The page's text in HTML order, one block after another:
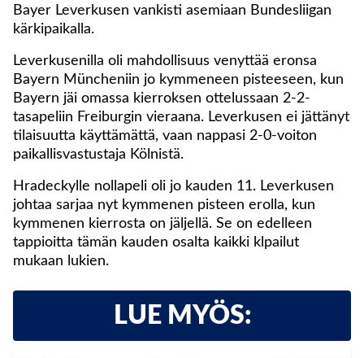
Bayer Leverkusen vankisti asemiaan Bundesliigan
kärkipaikalla.
Leverkusenilla oli mahdollisuus venyttää eronsa
Bayern Müncheniin jo kymmeneen pisteeseen, kun
Bayern jäi omassa kierroksen ottelussaan 2-2-
tasapeliin Freiburgin vieraana. Leverkusen ei jättänyt
tilaisuutta käyttämättä, vaan nappasi 2-0-voiton
paikallisvastustaja Kölnistä.
Hradeckylle nollapeli oli jo kauden 11. Leverkusen
johtaa sarjaa nyt kymmenen pisteen erolla, kun
kymmenen kierrosta on jäljellä. Se on edelleen
tappioitta tämän kauden osalta kaikki klpailut
mukaan lukien.
LUE MYÖS: